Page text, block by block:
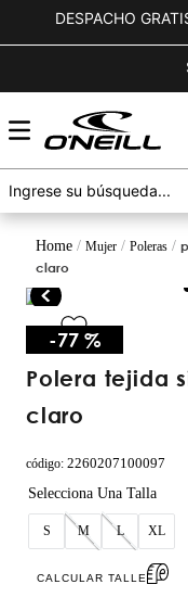
DESPACHO
mujer poleras
claro
-77 %
polera tejida sin mangas cedar beige
claro
código: 2260207100097
S M L XL
CALCULAR TALLE